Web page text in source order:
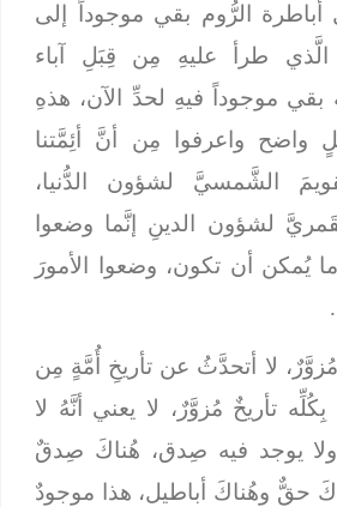
الرُّوم بقي موجوداً إلى
الَّذي طرأ عليهِ مِن قِبَلِ آباء
بقي موجوداً فيهِ لحدِّ الآن، هذهِ
واضح واعرفوا مِن أنَّ أئِمَّتنا
الشَّمسيَّ لشؤون الدُّنيا،
لشؤون الدينِ إنَّما وضعوا
يُمكن أن تكون، وضعوا الأمورَ
مُزوَّرٌ، لا أتحدَّثُ عن تأريخِ أُمَّةٍ مِن
بِكُلِّه تأريخٌ مُزوَّرٌ، لا يعني أنَّهُ لا
يوجد فيه صِدق، هُناكَ صِدقٌ
حقٌّ وهُناكَ أباطيل، هذا موجودٌ